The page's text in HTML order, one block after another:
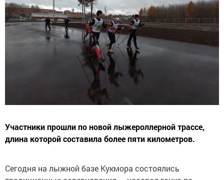
Участники прошли по новой лыжероллерной трассе,
длина которой составила более пяти километров.
Сегодня на лыжной базе Кукмора состоялись